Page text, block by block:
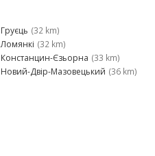
Груєць (32 km)
Ломянкі (32 km)
Констанцин-Єзьорна (33 km)
Новий-Двір-Мазовецький (36 km)